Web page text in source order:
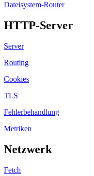
Dateisystem-Router
HTTP-Server
Server
Routing
Cookies
TLS
Fehlerbehandlung
Metriken
Netzwerk
Fetch